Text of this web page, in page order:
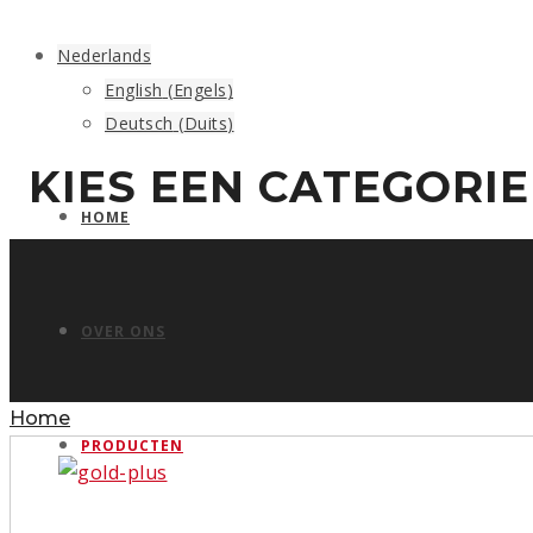
Nederlands
English (Engels)
Deutsch (Duits)
HOME
OVER ONS
PRODUCTEN
KIES EEN CATEGORIE
Home